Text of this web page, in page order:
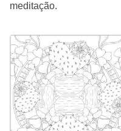
meditação.